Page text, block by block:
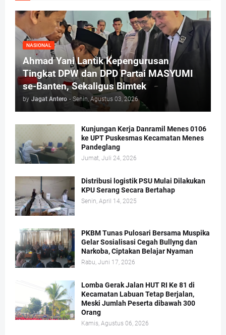
NASIONAL
Ahmad Yani Lantik Kepengurusan
Tingkat DPW dan DPD Partai MASYUMI
se-Banten, Sekaligus Bimtek
by Jagat Antero - Senin, Agustus 03, 2026
Kunjungan Kerja Danramil Menes 0106
ke UPT Puskesmas Kecamatan Menes
Pandeglang
Jumat, Juli 24, 2026
Distribusi logistik PSU Mulai Dilakukan
KPU Serang Secara Bertahap
Senin, April 14, 2025
PKBM Tunas Pulosari Bersama Muspika
Gelar Sosialisasi Cegah Bullyng dan
Narkoba, Ciptakan Belajar Nyaman
Rabu, Juni 17, 2026
Lomba Gerak Jalan HUT RI Ke 81 di
Kecamatan Labuan Tetap Berjalan,
Meski Jumlah Peserta dibawah 300
Orang
Kamis, Agustus 06, 2026